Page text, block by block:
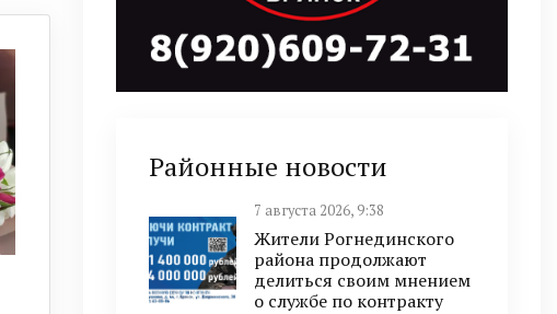
Районные новости
7 августа 2026, 9:38
Жители Рогнединского
района продолжают
делиться своим мнением
о службе по контракту